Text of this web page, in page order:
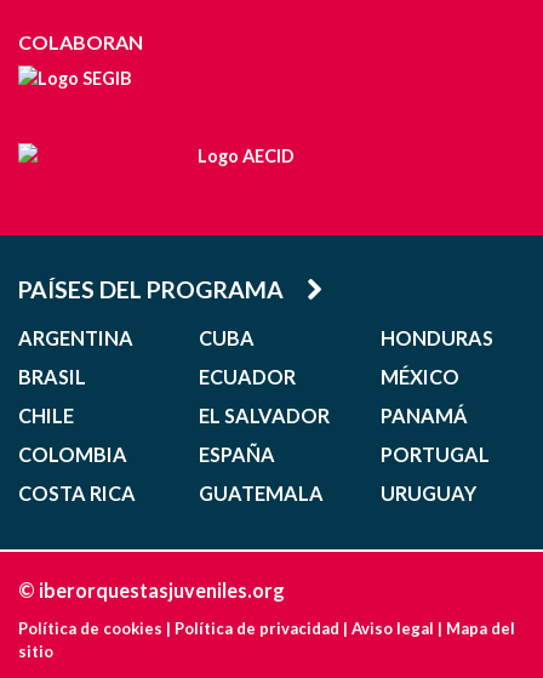
COLABORAN
PAÍSES DEL PROGRAMA
ARGENTINA
BRASIL
CHILE
COLOMBIA
COSTA RICA
CUBA
ECUADOR
EL SALVADOR
ESPAÑA
GUATEMALA
HONDURAS
MÉXICO
PANAMÁ
PORTUGAL
URUGUAY
© iberorquestasjuveniles.org
Política de cookies | Política de privacidad | Aviso legal | Mapa del
sitio